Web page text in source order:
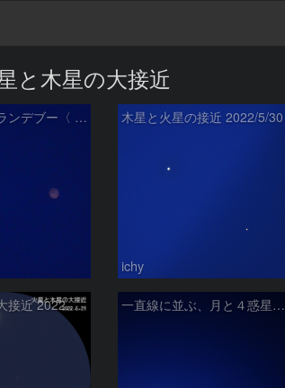
と木星の大接近
木星と火星のランデブー〈 2022/05/29 〉 木星と火星の接近 2022/5/30
ichy
火星と木星の大接近 2022.5.29 一直線に並ぶ、月と４惑星（金星・木星・火星・土星） / 広島湾 〈 2022/05/28 〉